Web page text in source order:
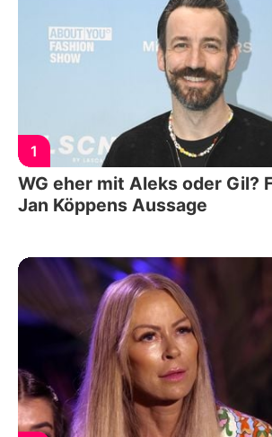
1
WG eher mit Aleks oder Gil?
Jan Köppens Aussage